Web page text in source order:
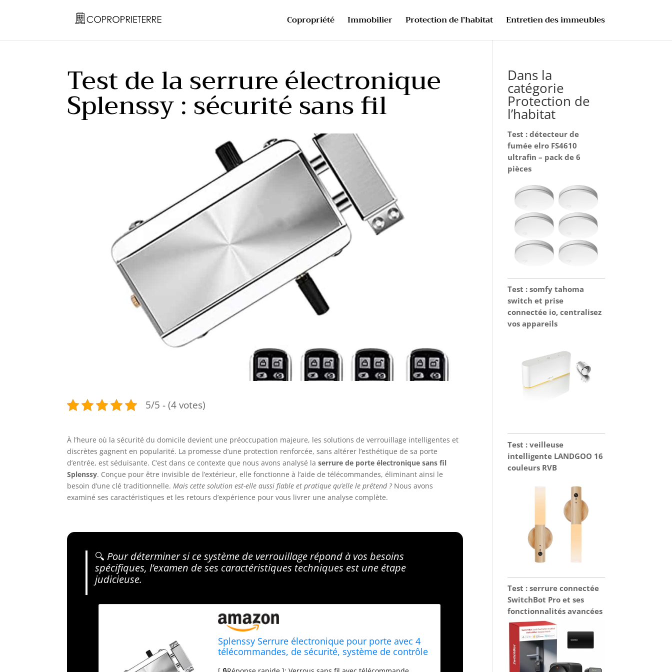
Copropriété Immobilier Protection de l’habitat Entretien des immeubles
Test de la serrure électronique
Splenssy : sécurité sans fil
5/5 - (4 votes)
À l’heure où la sécurité du domicile devient une préoccupation majeure, les solutions de verrouillage intelligentes et
discrètes gagnent en popularité. La promesse d’une protection renforcée, sans altérer l’esthétique de sa porte
d’entrée, est séduisante. C’est dans ce contexte que nous avons analysé laserrure de porte électronique sans fil
Splenssy. Conçue pour être invisible de l’extérieur, elle fonctionne à l’aide de télécommandes, éliminant ainsi le
besoin d’une clé traditionnelle. Mais cette solution est-elle aussi fiable et pratique qu’elle le prétend ?Nous avons
examiné ses caractéristiques et les retours d’expérience pour vous livrer une analyse complète.
🔍 Pour déterminer si ce système de verrouillage répond à vos besoins
spécifiques, l’examen de ses caractéristiques techniques est une étape
judicieuse.
Splenssy Serrure électronique pour porte avec 4
télécommandes, de sécurité, système de contrôle
Dans la
catégorie
Protection de
l’habitat
Test : détecteur de
fumée elro FS4610
ultrafin – pack de 6
pièces
Test : somfy tahoma
switch et prise
connectée io, centralisez
vos appareils
Test : veilleuse
intelligente LANDGOO 16
couleurs RVB
Test : serrure connectée
SwitchBot Pro et ses
fonctionnalités avancées